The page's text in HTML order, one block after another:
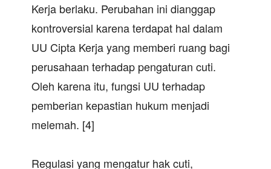
Kerja berlaku. Perubahan ini dianggap
kontroversial karena terdapat hal dalam
UU Cipta Kerja yang memberi ruang bagi
perusahaan terhadap pengaturan cuti.
Oleh karena itu, fungsi UU terhadap
pemberian kepastian hukum menjadi
melemah. [4]
Regulasi yang mengatur hak cuti,